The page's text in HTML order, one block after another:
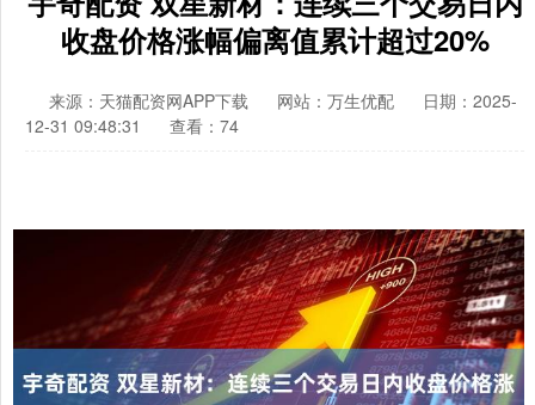
收盘价格涨幅偏离值累计超过20%
来源：天猫配资网APP下载 网站：万生优配
日期：2025-
12-31 09:48:31
查看：74